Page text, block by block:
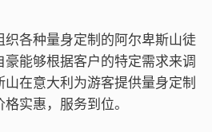
各种量身定制的阿尔卑斯山徒
能够根据客户的特定需求来调
在意大利为游客提供量身定制
实惠，服务到位。